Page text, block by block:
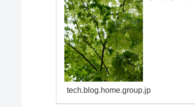
tech.blog.home.group.jp